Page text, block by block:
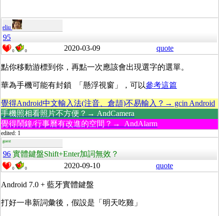
eliu
95
0 0 2020-03-09 quote
點你移動游標到你，再點一次應該會出現選字的選單。
華為手機可能有封鎖 「懸浮視窗」，可以參考這篇
覺得Android中文輸入法(注音、倉頡)不易輸入？→ gcin Android
手機照相看照片不方便？→ AndCamera
覺得鬧鐘/行事曆有改進的空間？→ AndAlarm
edited: 1
guest
96 實體鍵盤Shift+Enter加詞無效？
0 0 2020-09-10 quote
Android 7.0 + 藍牙實體鍵盤
打好一串新詞彙後，假設是「明天吃雞」